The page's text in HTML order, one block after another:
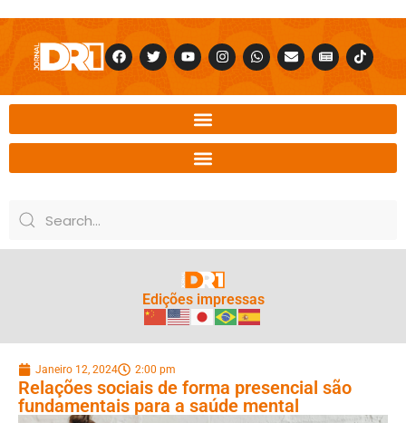
Edições impressas
Janeiro 12, 2024 2:00 pm
Relações sociais de forma presencial são
fundamentais para a saúde mental